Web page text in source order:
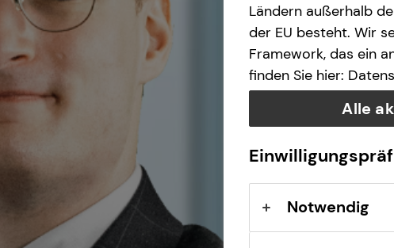
Ländern außerhalb
der EU besteht. Wir
Framework, das ein
finden Sie hier:
Alle
Notwendig